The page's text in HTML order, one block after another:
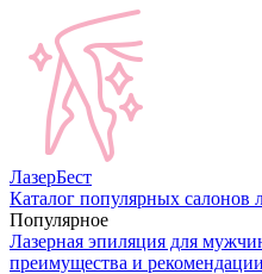
ЛазерБест
Каталог популярных салонов
Популярное
Лазерная эпиляция для
преимущества и рекомендации